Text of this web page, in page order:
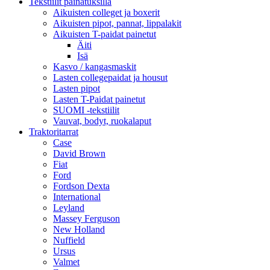
Aikuisten colleget ja boxerit
Aikuisten pipot, pannat, lippalakit
Aikuisten T-paidat painetut
Äiti
Isä
Kasvo / kangasmaskit
Lasten collegepaidat ja housut
Lasten pipot
Lasten T-Paidat painetut
SUOMI -tekstiilit
Vauvat, bodyt, ruokalaput
Traktoritarrat
Case
David Brown
Fiat
Ford
Fordson Dexta
International
Leyland
Massey Ferguson
New Holland
Nuffield
Ursus
Valmet